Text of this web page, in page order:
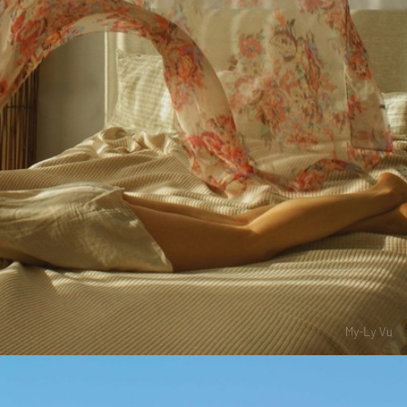
My-Ly Vu